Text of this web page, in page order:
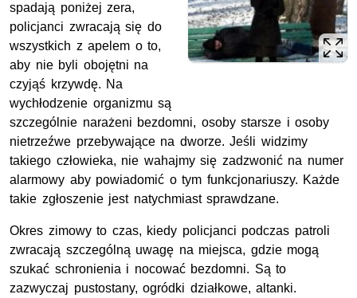
spadają poniżej zera,
policjanci zwracają się do
wszystkich z apelem o to,
aby nie byli obojętni na
czyjąś krzywdę. Na
wychłodzenie organizmu są
szczególnie narażeni bezdomni, osoby starsze i osoby
nietrzeźwe przebywające na dworze. Jeśli widzimy
takiego człowieka, nie wahajmy się zadzwonić na numer
alarmowy aby powiadomić o tym funkcjonariuszy. Każde
takie zgłoszenie jest natychmiast sprawdzane.
Okres zimowy to czas, kiedy policjanci podczas patroli
zwracają szczególną uwagę na miejsca, gdzie mogą
szukać schronienia i nocować bezdomni. Są to
zazwyczaj pustostany, ogródki działkowe, altanki.